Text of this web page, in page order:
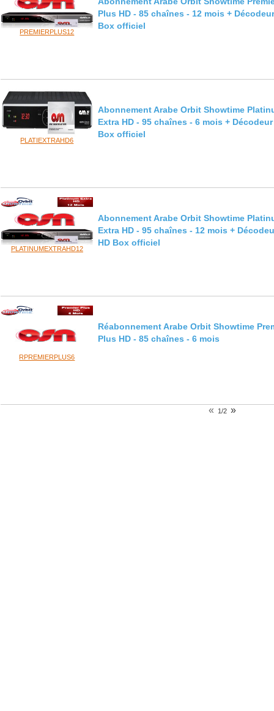
PREMIERPLUS12
Plus HD - 85 chaînes - 12 mois +
Box officiel
PLATIEXTRAHD6
Abonnement Arabe Orbit Showtime
Extra HD - 95 chaînes - 6 mois + Décodeur
Box officiel
PLATINUMEXTRAHD12
Abonnement Arabe Orbit Showtime
Extra HD - 95 chaînes - 12 mois +
HD Box officiel
RPREMIERPLUS6
Réabonnement Arabe Orbit Showtime
Plus HD - 85 chaînes - 6 mois
« 1/2»